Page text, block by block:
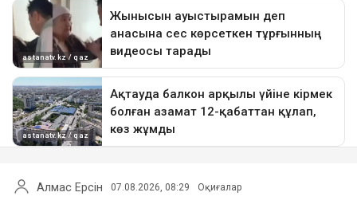
Алмас Ерсін 07.08.2026, 08:29 Оқиғалар